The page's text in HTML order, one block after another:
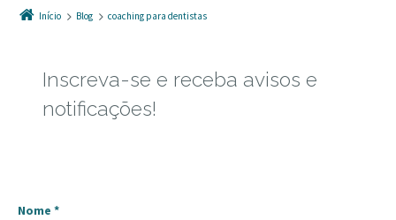
Início Blog coaching para dentistas
Inscreva-se e receba avisos e
notificações!
Nome *